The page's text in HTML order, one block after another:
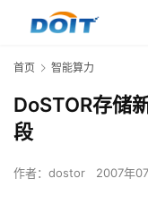
首页 智能算力
DoSTOR存储
段
作者： dostor 2007年